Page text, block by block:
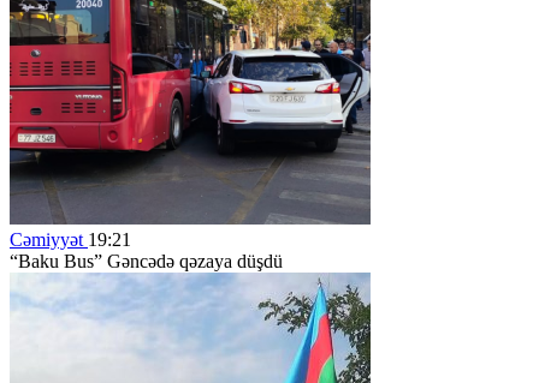
Cəmiyyət 19:21
“Baku Bus” Gəncədə qəzaya düşdü